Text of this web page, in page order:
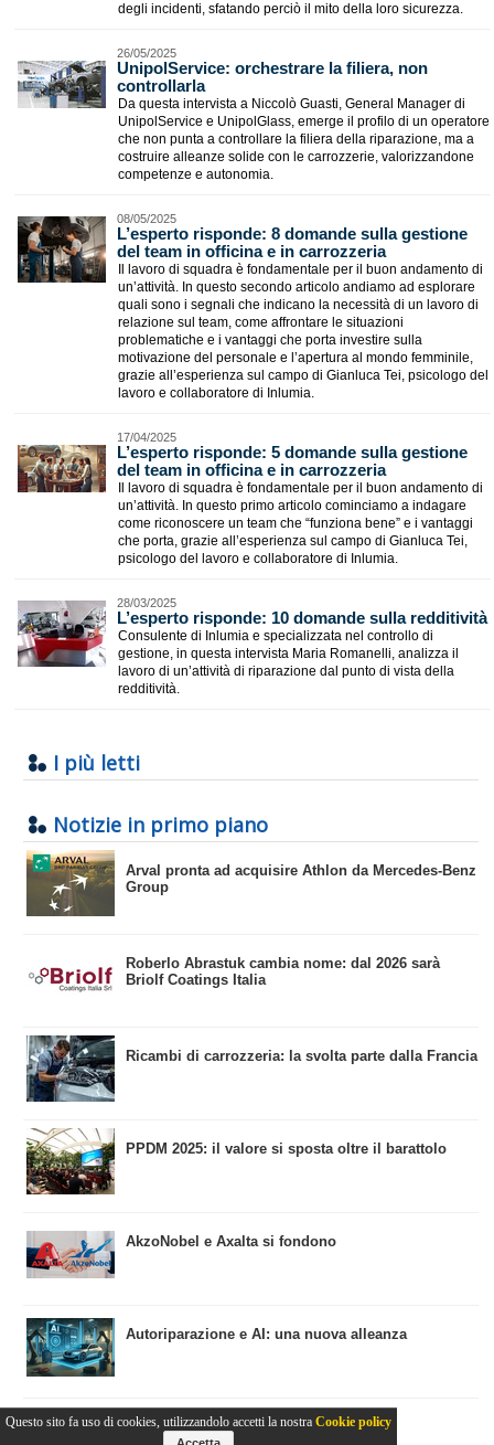
degli incidenti, sfatando perciò il mito della loro sicurezza.
26/05/2025
​UnipolService: orchestrare la filiera, non
controllarla
Da questa intervista a Niccolò Guasti, General Manager di
UnipolService e UnipolGlass, emerge il profilo di un operatore
che non punta a controllare la filiera della riparazione, ma a
costruire alleanze solide con le carrozzerie, valorizzandone
competenze e autonomia.
08/05/2025
L’esperto risponde: 8 domande sulla gestione
del team in officina e in carrozzeria
Il lavoro di squadra è fondamentale per il buon andamento di
un’attività. In questo secondo articolo andiamo ad esplorare
quali sono i segnali che indicano la necessità di un lavoro di
relazione sul team, come affrontare le situazioni
problematiche e i vantaggi che porta investire sulla
motivazione del personale e l’apertura al mondo femminile,
grazie all’esperienza sul campo di Gianluca Tei, psicologo del
lavoro e collaboratore di Inlumia.
17/04/2025
L’esperto risponde: 5 domande sulla gestione
del team in officina e in carrozzeria
Il lavoro di squadra è fondamentale per il buon andamento di
un’attività. In questo primo articolo cominciamo a indagare
come riconoscere un team che “funziona bene” e i vantaggi
che porta, grazie all’esperienza sul campo di Gianluca Tei,
psicologo del lavoro e collaboratore di Inlumia.
28/03/2025
L’esperto risponde: 10 domande sulla redditività
Consulente di Inlumia e specializzata nel controllo di
gestione, in questa intervista Maria Romanelli, analizza il
lavoro di un’attività di riparazione dal punto di vista della
redditività.
I più letti
Notizie in primo piano
​Arval pronta ad acquisire Athlon da Mercedes-Benz
Group
​Roberlo Abrastuk cambia nome: dal 2026 sarà
Briolf Coatings Italia
​Ricambi di carrozzeria: la svolta parte dalla Francia
​PPDM 2025: il valore si sposta oltre il barattolo
​AkzoNobel e Axalta si fondono
Autoriparazione e AI: una nuova alleanza
Questo sito fa uso di cookies, utilizzandolo accetti la nostra Cookie policy